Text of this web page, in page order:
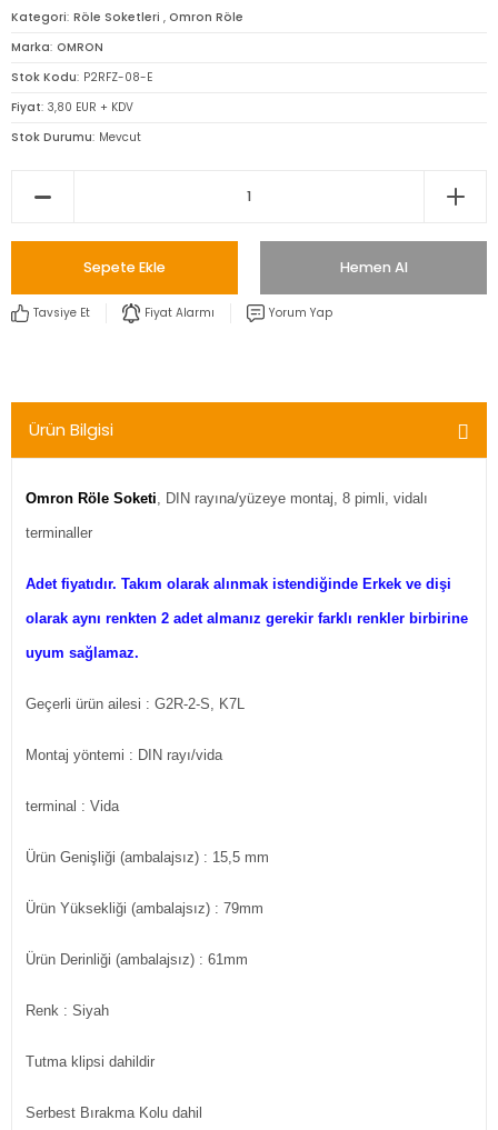
Kategori Röle Soketleri , Omron Röle
Marka OMRON
Stok Kodu P2RFZ-08-E
Fiyat 3,80 EUR + KDV
Stok Durumu Mevcut
Sepete Ekle Hemen Al
Tavsiye Et Fiyat Alarmı Yorum Yap
Ürün Bilgisi
Omron Röle Soketi, DIN rayına/yüzeye montaj, 8 pimli, vidalı
terminaller
Adet fiyatıdır. Takım olarak alınmak istendiğinde Erkek ve dişi
olarak aynı renkten 2 adet almanız gerekir farklı renkler birbirine
uyum sağlamaz.
Geçerli ürün ailesi : G2R-2-S, K7L
Montaj yöntemi : DIN rayı/vida
terminal : Vida
Ürün Genişliği (ambalajsız) : 15,5 mm
Ürün Yüksekliği (ambalajsız) : 79mm
Ürün Derinliği (ambalajsız) : 61mm
Renk : Siyah
Tutma klipsi dahildir
Serbest Bırakma Kolu dahil